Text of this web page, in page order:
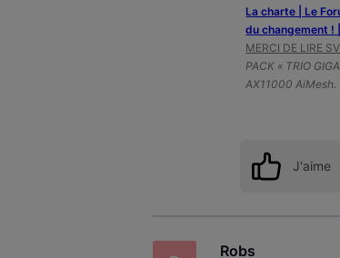
La charte | Le
du changement !
MERCI DE LIRE
PACK « TRIO
AX11000 AiMesh.
J'aime
Robs